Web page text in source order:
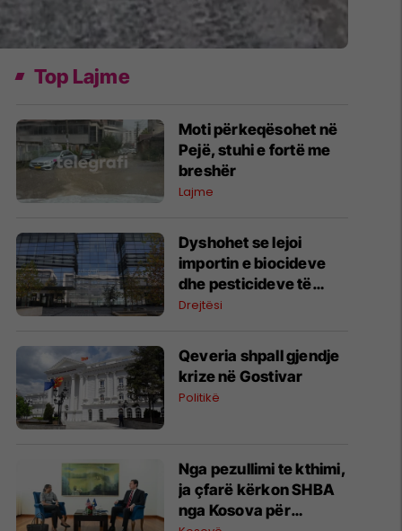
Top Lajme
Moti përkeqësohet në
Pejë, stuhi e fortë me
breshër
Lajme
Dyshohet se lejoi
importin e biocideve
dhe pesticideve të
ndaluara, arrestohet
Drejtësi
Qeveria shpall gjendje
krize në Gostivar
Politikë
Nga pezullimi te kthimi,
ja çfarë kërkon SHBA
nga Kosova për